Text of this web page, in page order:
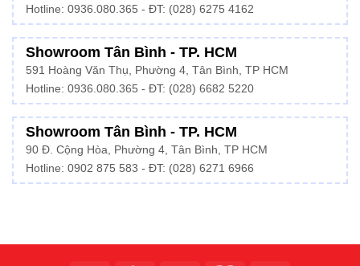
Hotline: 0936.080.365 - ĐT: (028) 6275 4162
Showroom Tân Bình - TP. HCM
591 Hoàng Văn Thụ, Phường 4, Tân Bình, TP HCM
Hotline: 0936.080.365 - ĐT: (028) 6682 5220
Showroom Tân Bình - TP. HCM
90 Đ. Cộng Hòa, Phường 4, Tân Bình, TP HCM
Hotline: 0902 875 583 - ĐT: (028) 6271 6966